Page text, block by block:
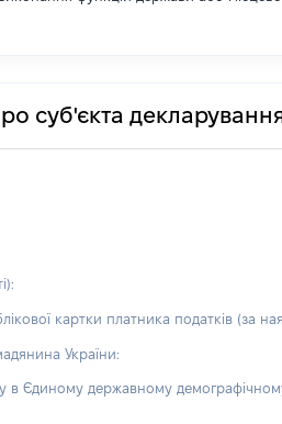
суб'єкта
картки платника податків (за
України:
в Єдиному державному